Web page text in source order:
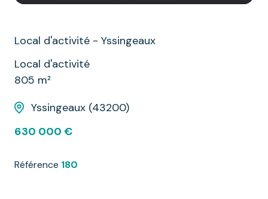
Local d'activité - Yssingeaux
Local d'activité
805 m²
Yssingeaux (43200)
630 000 €
Référence 180